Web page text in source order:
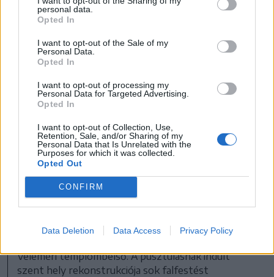
personal data.
Opted In
I want to opt-out of the Sale of my
Personal Data.
Opted In
I want to opt-out of processing my
Personal Data for Targeted Advertising.
Opted In
I want to opt-out of Collection, Use,
Retention, Sale, and/or Sharing of my
Personal Data that Is Unrelated with the
Purposes for which it was collected.
Opted Out
CONFIRM
Data Deletion Data Access Privacy Policy
Veleméri templombelső. A pusztulásnak indult
szent hely rekonstrukciója sok falfestést